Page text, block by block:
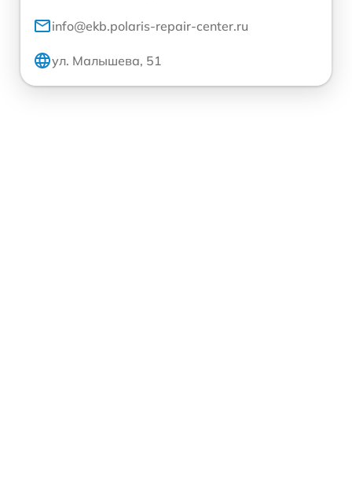
info@ekb.polaris-repair-center.ru
ул. Малышева, 51